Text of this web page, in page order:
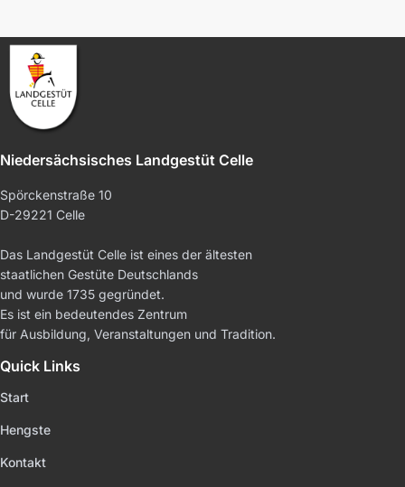
Niedersächsisches Landgestüt Celle
Spörckenstraße 10
D-29221 Celle
Das Landgestüt Celle ist eines der ältesten
staatlichen Gestüte Deutschlands
und wurde 1735 gegründet.
Es ist ein bedeutendes Zentrum
für Ausbildung, Veranstaltungen und Tradition.
Quick Links
Start
Hengste
Kontakt